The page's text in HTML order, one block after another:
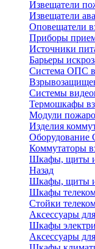
Извещатели
Извещатели
Оповещатели
Приборы
Источники
Барьеры
Система ОПС
Системы
Термошкафы
Модули
Изделия
Коммутаторы
Шкафы, щиты
Назад
Шкафы, щиты
Шкафы
Стойки
Аксессуары
Шкафы
Аксессуары